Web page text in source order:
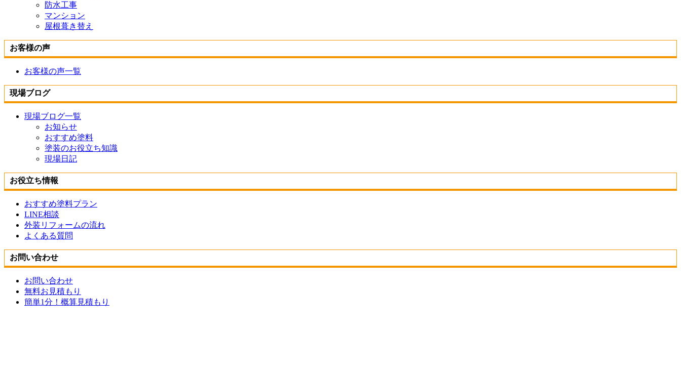
防水工事
マンション
屋根葺き替え
お客様の声
お客様の声一覧
現場ブログ
現場ブログ一覧
お知らせ
おすすめ塗料
塗装のお役立ち知識
現場日記
お役立ち情報
おすすめ塗料プラン
LINE相談
外装リフォームの流れ
よくある質問
お問い合わせ
お問い合わせ
無料お見積もり
簡単1分！概算見積もり